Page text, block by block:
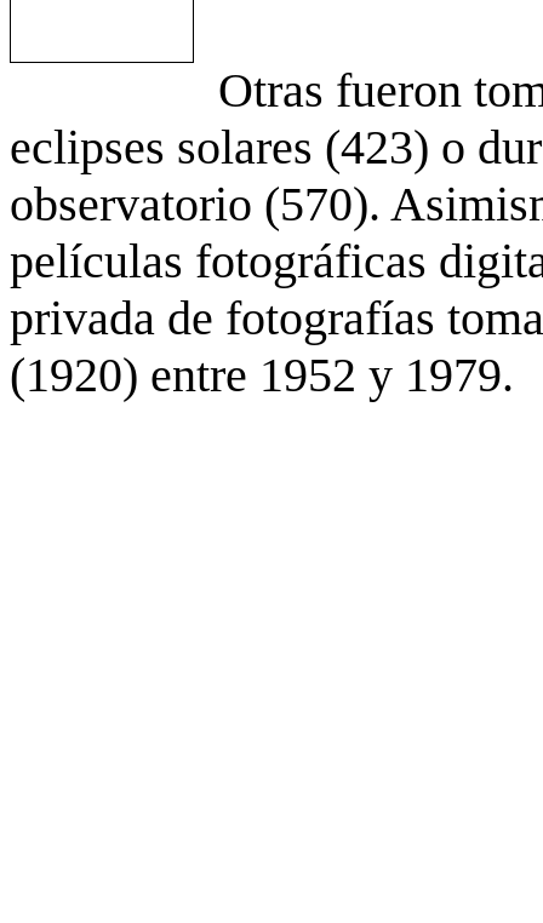
Otras fueron
eclipses solares (423) o
observatorio (570).
películas fotográficas
privada de fotografías
(1920) entre 1952 y 1979.